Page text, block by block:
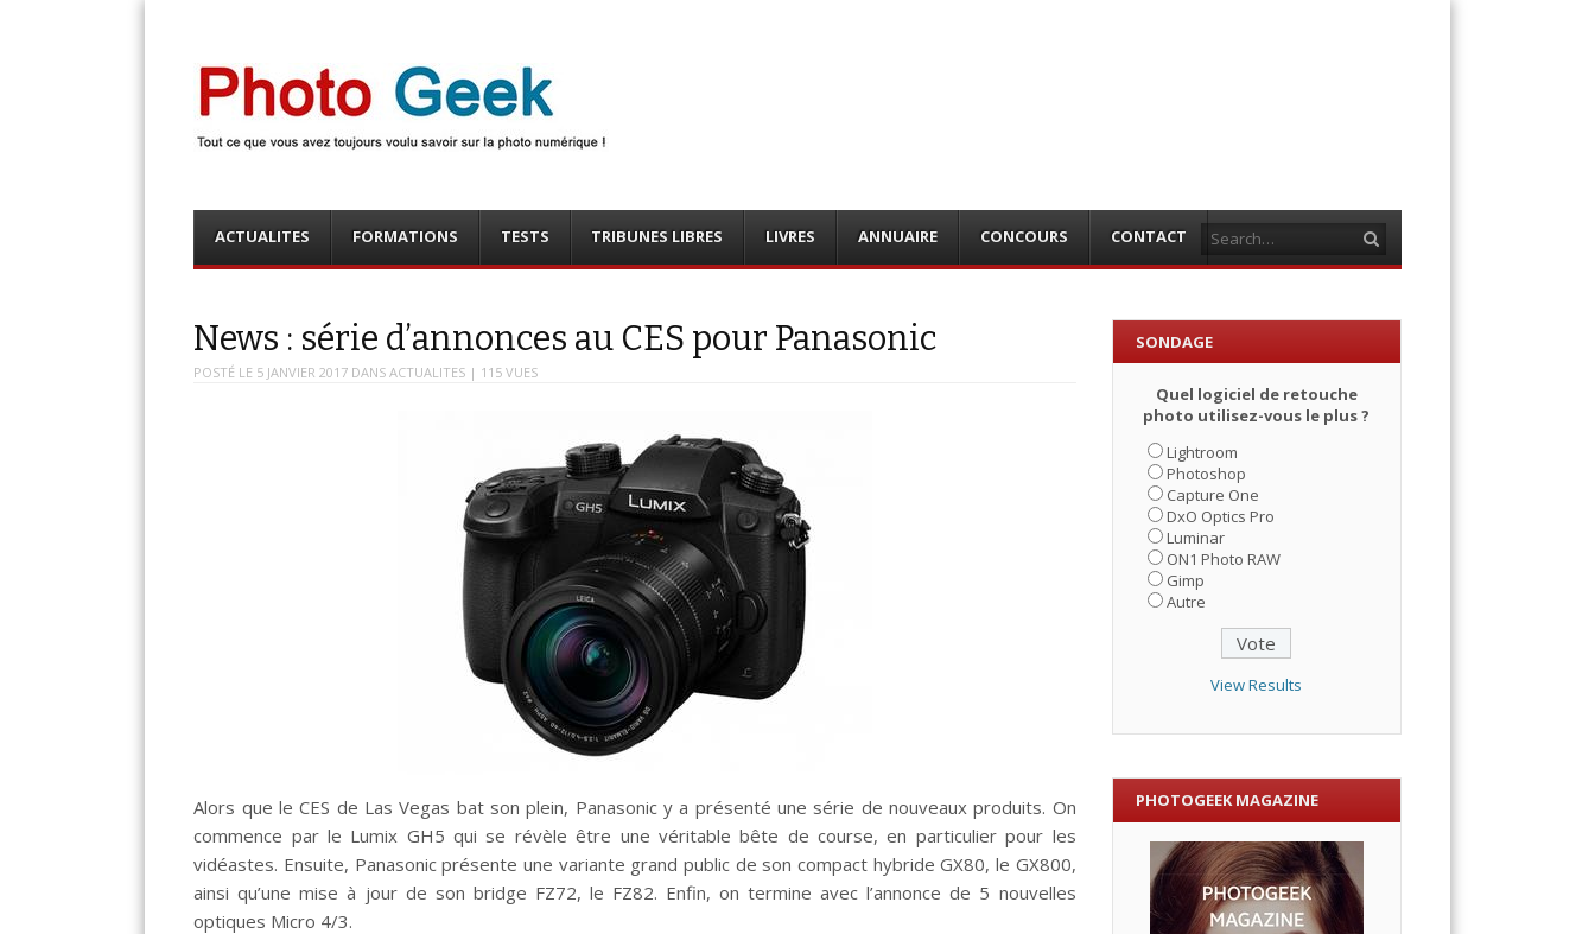
Photo Geek
Menu
content
ACTUALITES FORMATIONS TESTS TRIBUNES LIBRES LIVRES ANNUAIRE CONCOURS CONTACT
News : série d’annonces au CES pour Panasonic
POSTÉ LE 5 JANVIER 2017 DANSACTUALITES | 115 VUES
Alors que le CES de Las Vegas bat son plein, Panasonic y a présenté une série de nouveaux produits. On
commence par le Lumix GH5 qui se révèle être une véritable bête de course, en particulier pour les
vidéastes. Ensuite, Panasonic présente une variante grand public de son compact hybride GX80, le GX800,
ainsi qu’une mise à jour de son bridge FZ72, le FZ82. Enfin, on termine avec l’annonce de 5 nouvelles
optiques Micro 4/3.
SONDAGE
Quel logiciel de retouche
photo utilisez-vous le plus ?
Lightroom
Photoshop
Capture One
DxO Optics Pro
Luminar
ON1 Photo RAW
Gimp
Autre
View Results
PHOTOGEEK MAGAZINE